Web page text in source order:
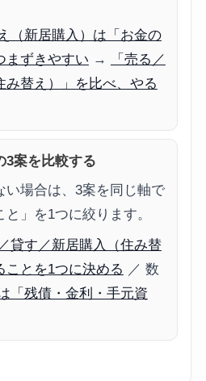
（新居購入）は「お金の
まずきやすい →
「売る／
み替え）」を比べ、やる
3案を比較する
い場合は、3案を同じ軸で
」を1つに絞ります。
貸す／新居購入（住み替
ことを1つに決める ／ 数
「残債・金利・手元資